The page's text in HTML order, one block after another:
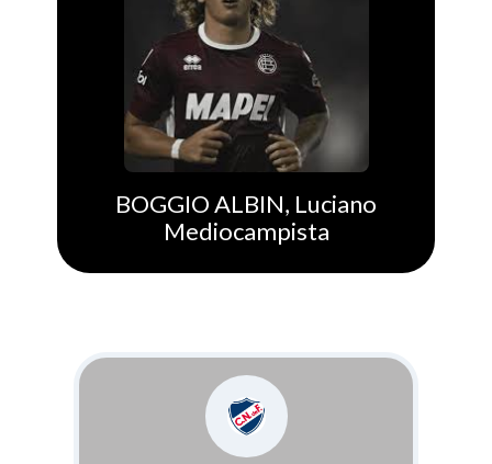
BOGGIO ALBIN, Luciano
Mediocampista